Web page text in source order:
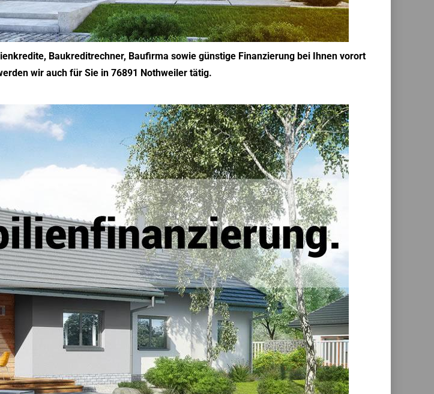
Baukreditrechner, Baufirma sowie günstige Finanzierung bei Ihnen vorort
wir auch für Sie in 76891 Nothweiler tätig.